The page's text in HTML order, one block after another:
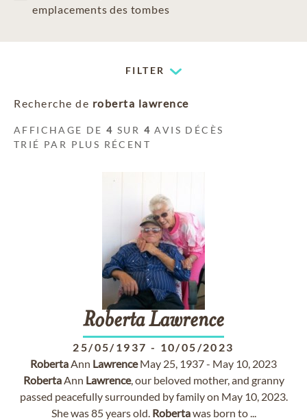
emplacements des tombes
FILTER
Recherche de roberta lawrence
AFFICHAGE DE4 SUR 4 AVIS DÉCÈS
TRIÉ PAR PLUS RÉCENT
RobertaLawrence
25/05/1937 - 10/05/2023
RobertaAnn LawrenceMay 25, 1937 - May 10, 2023
RobertaAnn Lawrence, our beloved mother, and granny
passed peacefully surrounded by family on May 10, 2023.
She was 85 years old. Robertawas born to ...